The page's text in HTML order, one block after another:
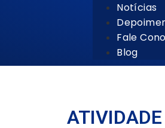
Notícias
Fale
Blog